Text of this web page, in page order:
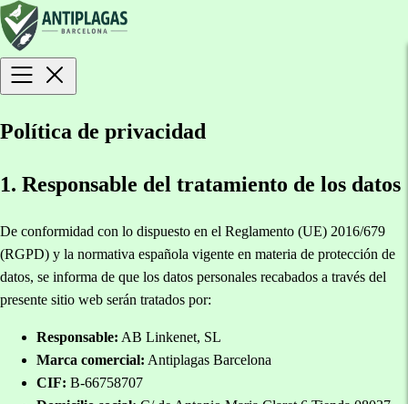
Política de privacidad
1. Responsable del tratamiento de los datos
De conformidad con lo dispuesto en el Reglamento (UE) 2016/679
(RGPD) y la normativa española vigente en materia de protección de
datos, se informa de que los datos personales recabados a través del
presente sitio web serán tratados por:
Responsable: AB Linkenet, SL
Marca comercial: Antiplagas Barcelona
CIF: B-66758707